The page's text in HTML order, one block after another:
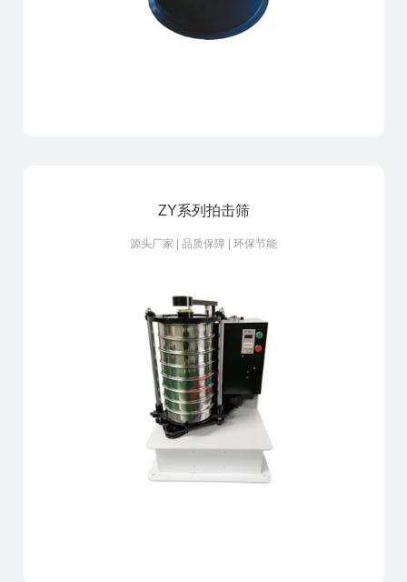
ZY系列拍击筛
源头厂家 | 品质保障 | 环保节能